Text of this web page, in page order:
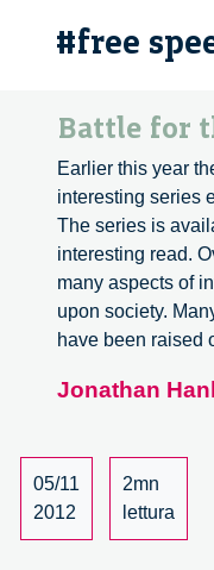
#free
Battle for
Earlier this year
interesting series
The series is
interesting read.
many aspects of
upon society.
have been raised
Jonathan
05/11
2012
2mn
lettura